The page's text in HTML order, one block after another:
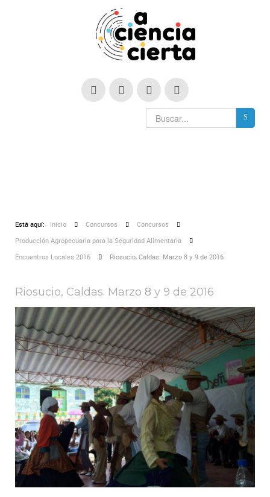
Está aquí: Inicio Concursos
Concursos
Producción Agropecuaria para la Seguridad Alimentaria
Encuentros Locales 2016
Riosucio, Caldas. Marzo 8 y 9 de 2016
Riosucio, Caldas. Marzo 8 y 9 de 2016